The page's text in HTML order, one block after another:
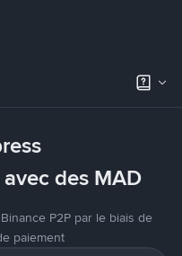
des MAD
P2P par le biais de
paiement